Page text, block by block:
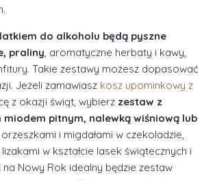
do alkoholu będą pyszne
praliny, aromatyczne herbaty i kawy,
Takie zestawy możesz dopasować
Jeżeli zamawiasz kosz upominkowy z
z okazji świąt, wybierz zestaw z
pitnym, nalewką wiśniową lub
orzeszkami i migdałami w czekoladzie,
w kształcie lasek świątecznych i
Nowy Rok idealny będzie zestaw